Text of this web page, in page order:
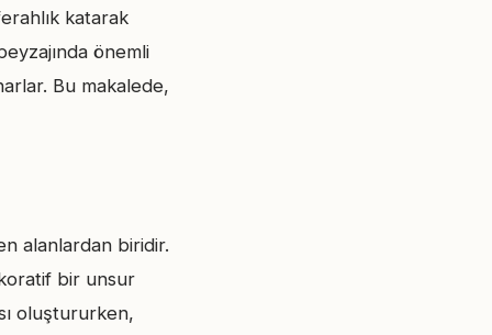
katarak
önemli
Bu makalede,
alanlardan biridir.
bir unsur
oluştururken,